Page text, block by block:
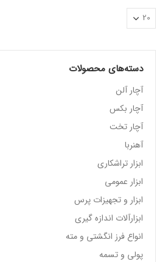
دسته‌های محصولات
آچار آلن
آچار بکس
آچار تخت
آهنربا
ابزار تراشکاری
ابزار عمومی
ابزار و تجهیزات پرس
ابزارآلات اندازه گیری
انواع فرز انگشتی و مته
پولی و تسمه